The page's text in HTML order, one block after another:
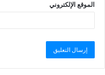
الموقع الإلكتروني